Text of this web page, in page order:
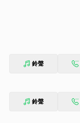
鈴聲
鈴聲